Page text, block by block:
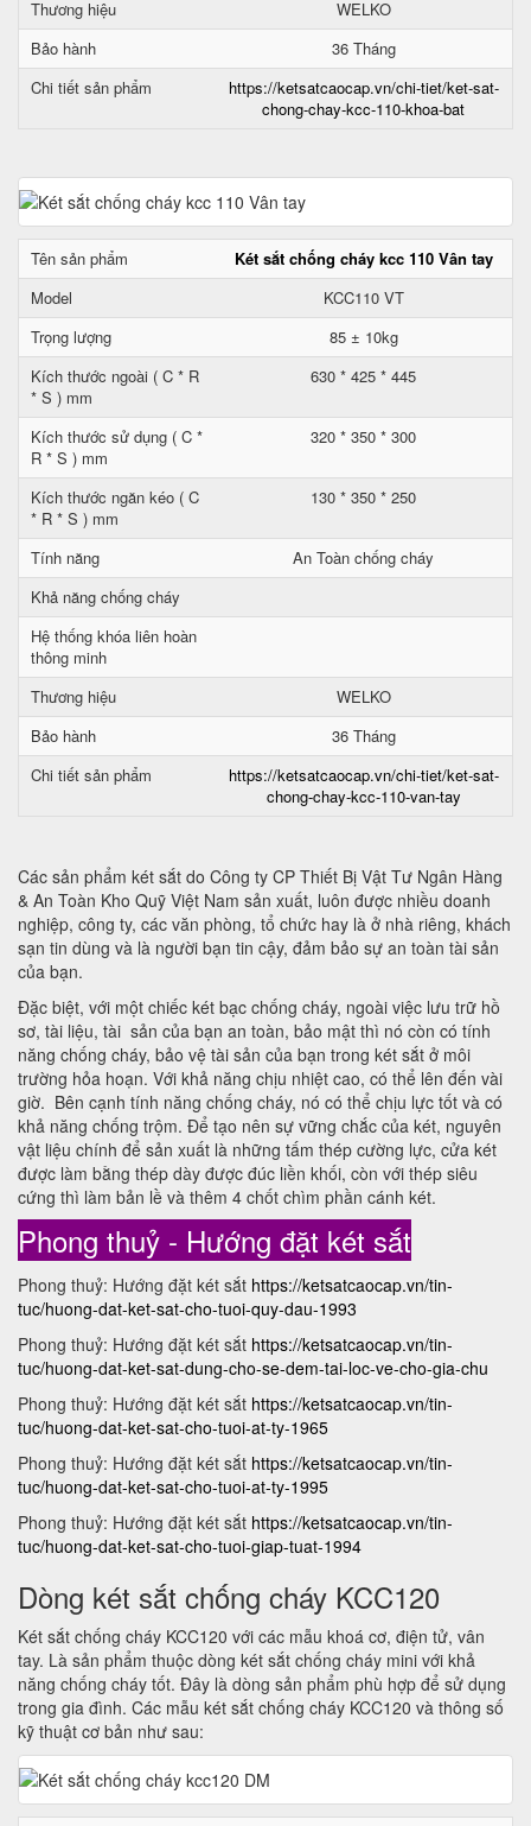
Thương hiệu
WELKO
Bảo hành
36 Tháng
Chi tiết sản phẩm
https://ketsatcaocap.vn/chi-tiet/ket-sat-
chong-chay-kcc-110-khoa-bat
Tên sản phẩm
Két sắt chống cháy kcc 110 Vân tay
Model
KCC110 VT
Trọng lượng
85 ± 10kg
Kích thước ngoài ( C * R
* S ) mm
630 * 425 * 445
Kích thước sử dụng ( C *
R * S ) mm
320 * 350 * 300
Kích thước ngăn kéo ( C
* R * S ) mm
130 * 350 * 250
Tính năng
An Toàn chống cháy
Khả năng chống cháy
Hệ thống khóa liên hoàn
thông minh
Thương hiệu
WELKO
Bảo hành
36 Tháng
Chi tiết sản phẩm
https://ketsatcaocap.vn/chi-tiet/ket-sat-
chong-chay-kcc-110-van-tay
Các sản phẩm két sắt do Công ty CP Thiết Bị Vật Tư Ngân Hàng
& An Toàn Kho Quỹ Việt Nam sản xuất, luôn được nhiều doanh
nghiệp, công ty, các văn phòng, tổ chức hay là ở nhà riêng, khách
sạn tin dùng và là người bạn tin cậy, đảm bảo sự an toàn tài sản
của bạn.
Đặc biệt, với một chiếc két bạc chống cháy, ngoài việc lưu trữ hồ
sơ, tài liệu, tài sản của bạn an toàn, bảo mật thì nó còn có tính
năng chống cháy, bảo vệ tài sản của bạn trong két sắt ở môi
trường hỏa hoạn. Với khả năng chịu nhiệt cao, có thể lên đến vài
giờ. Bên cạnh tính năng chống cháy, nó có thể chịu lực tốt và có
khả năng chống trộm. Để tạo nên sự vững chắc của két, nguyên
vật liệu chính để sản xuất là những tấm thép cường lực, cửa két
được làm bằng thép dày được đúc liền khối, còn với thép siêu
cứng thì làm bản lề và thêm 4 chốt chìm phần cánh két.
Phong thuỷ - Hướng đặt két sắt
Phong thuỷ: Hướng đặt két sắt https://ketsatcaocap.vn/tin-
tuc/huong-dat-ket-sat-cho-tuoi-quy-dau-1993
Phong thuỷ: Hướng đặt két sắt https://ketsatcaocap.vn/tin-
tuc/huong-dat-ket-sat-dung-cho-se-dem-tai-loc-ve-cho-gia-chu
Phong thuỷ: Hướng đặt két sắt https://ketsatcaocap.vn/tin-
tuc/huong-dat-ket-sat-cho-tuoi-at-ty-1965
Phong thuỷ: Hướng đặt két sắt https://ketsatcaocap.vn/tin-
tuc/huong-dat-ket-sat-cho-tuoi-at-ty-1995
Phong thuỷ: Hướng đặt két sắt https://ketsatcaocap.vn/tin-
tuc/huong-dat-ket-sat-cho-tuoi-giap-tuat-1994
Dòng két sắt chống cháy KCC120
Két sắt chống cháy KCC120 với các mẫu khoá cơ, điện tử, vân
tay. Là sản phẩm thuộc dòng két sắt chống cháy mini với khả
năng chống cháy tốt. Đây là dòng sản phẩm phù hợp để sử dụng
trong gia đình. Các mẫu két sắt chống cháy KCC120 và thông số
kỹ thuật cơ bản như sau: